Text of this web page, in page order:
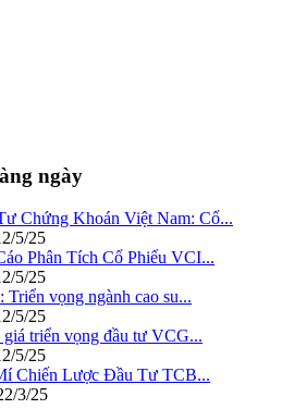
ngày
Chứng Khoán Việt Nam: Cổ...
5/25
Phân Tích Cổ Phiếu VCI...
5/25
Triển vọng ngành cao su...
5/25
triển vọng đầu tư VCG...
5/25
Chiến Lược Đầu Tư TCB...
3/25